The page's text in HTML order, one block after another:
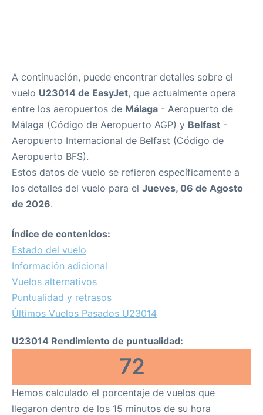
A continuación, puede encontrar detalles sobre el
vuelo U23014 de EasyJet, que actualmente opera
entre los aeropuertos de Málaga - Aeropuerto de
Málaga (Código de Aeropuerto AGP) y Belfast -
Aeropuerto Internacional de Belfast (Código de
Aeropuerto BFS).
Estos datos de vuelo se refieren específicamente a
los detalles del vuelo para el Jueves, 06 de Agosto
de 2026.
Índice de contenidos:
Estado del vuelo
Información adicional
Vuelos alternativos
Puntualidad y retrasos
Últimos Vuelos Pasados U23014
U23014 Rendimiento de puntualidad:
72
Hemos calculado el porcentaje de vuelos que
llegaron dentro de los 15 minutos de su hora